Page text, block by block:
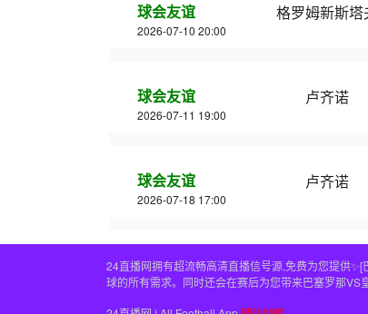
球会友谊
2026-07-10 20:00
格罗姆新斯塔
球会友谊
2026-07-11 19:00
卢齐诺
球会友谊
2026-07-18 17:00
卢齐诺
24直播网拥有超流畅高清直播信号源,免费为您提供
球的所有需求。同时还会在赛后为您带来巴塞罗那VS